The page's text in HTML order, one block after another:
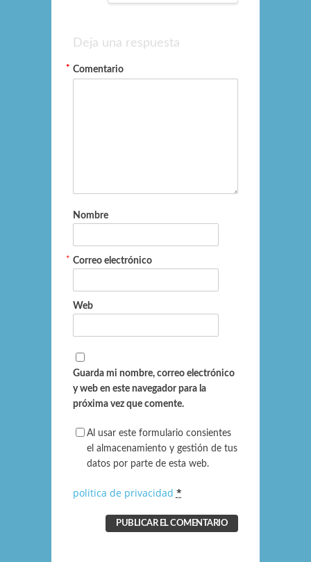
Deja una respuesta
Comentario
*
Nombre
*
Correo electrónico
*
Web
Guarda mi nombre, correo electrónico
y web en este navegador para la
próxima vez que comente.
Al usar este formulario consientes
el almacenamiento y gestión de tus
datos por parte de esta web.
politica de privacidad *